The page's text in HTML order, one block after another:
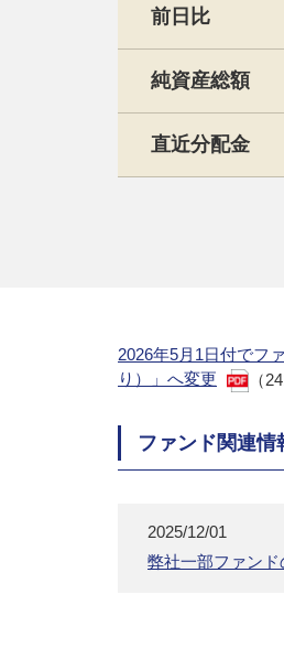
前日比
純資産総額
直近分配金
2026年5月1日付でフ
り）」へ変更
（
ファンド関連情
2025/12/01
弊社一部ファン